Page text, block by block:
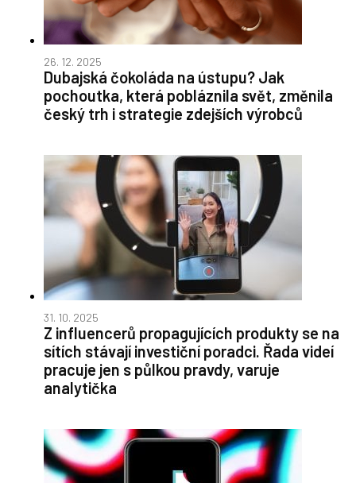
26. 12. 2025
Dubajská čokoláda na ústupu? Jak
pochoutka, která pobláznila svět, změnila
český trh i strategie zdejších výrobců
31. 10. 2025
Z influencerů propagujících produkty se na
sítích stávají investiční poradci. Řada videí
pracuje jen s půlkou pravdy, varuje
analytička